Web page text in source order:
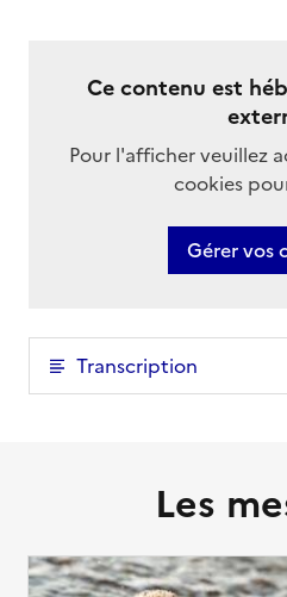
Ce contenu est
Pour l'afficher veuillez
cookies
Gérer vos
Transcription
Les